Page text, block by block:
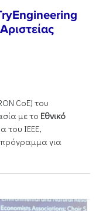
CoE) του
με το Εθνικό
του IEEE,
πρόγραμμα για